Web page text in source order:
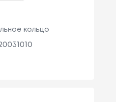
кольцо